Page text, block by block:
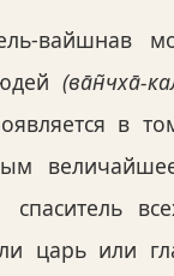
вайшнав
(ва̄н̃чха̄-
в
спаситель
царь или